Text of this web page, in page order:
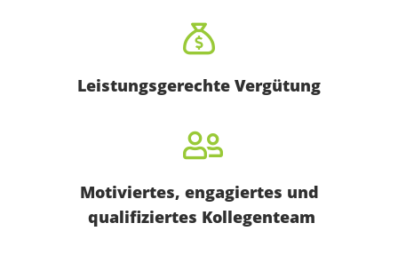
Leistungsgerechte Vergütung
Motiviertes, engagiertes und
qualifiziertes Kollegenteam